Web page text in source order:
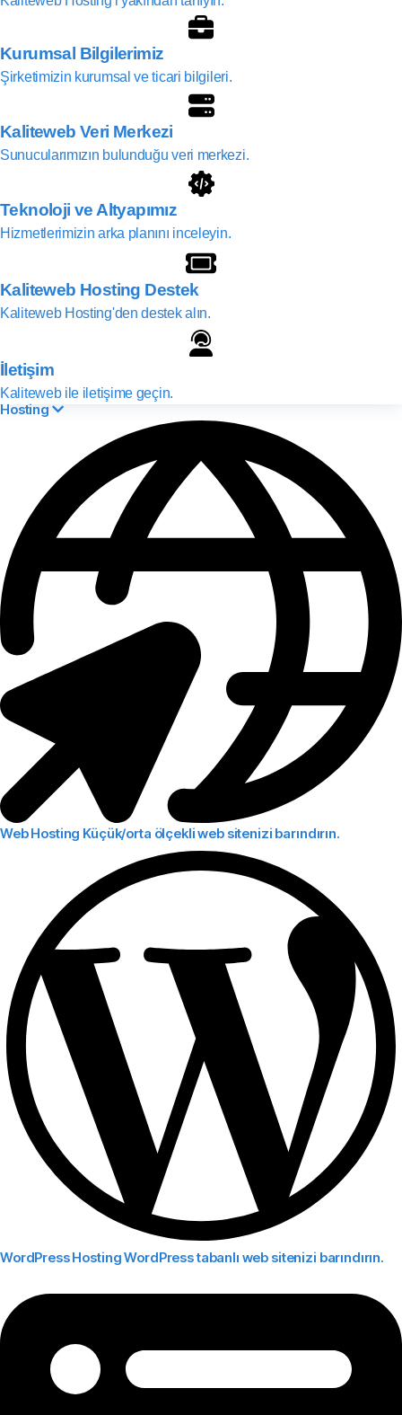
Kurumsal Bilgilerimiz
Şirketimizin kurumsal ve ticari bilgileri.
Kaliteweb Veri Merkezi
Sunucularımızın bulunduğu veri merkezi.
Teknoloji ve Altyapımız
Hizmetlerimizin arka planını inceleyin.
Kaliteweb Hosting Destek
Kaliteweb Hosting'den destek alın.
İletişim
Kaliteweb ile iletişime geçin.
Hosting
Web Hosting Küçük/orta ölçekli web sitenizi barındırın.
WordPress HostingWordPress tabanlı web sitenizi barındırın.